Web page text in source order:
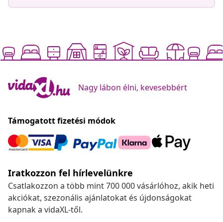
Nagy lábon élni, kevesebbért
Támogatott fizetési módok
Iratkozzon fel hírlevelünkre
Csatlakozzon a több mint 700 000 vásárlóhoz, akik heti
akciókat, szezonális ajánlatokat és újdonságokat
kapnak a vidaXL-től.